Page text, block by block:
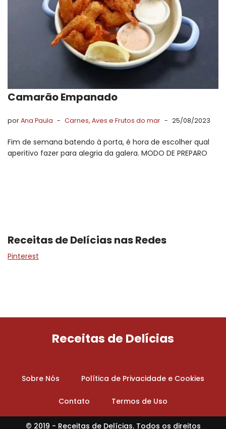
Camarão Empanado
porAna Paula Carnes, Aves e Frutos do mar 25/08/2023
Fim de semana batendo à porta, é hora de escolher qual
aperitivo fazer para alegria da galera. MODO DE PREPARO
Receitas de Delícias nas Redes
Pinterest
Receitas de Delícias
Sobre Nós Política de Privacidade e Cookies
Contato Termos de Uso
© 2019 - Receitas de Delícias.Todos os direitos